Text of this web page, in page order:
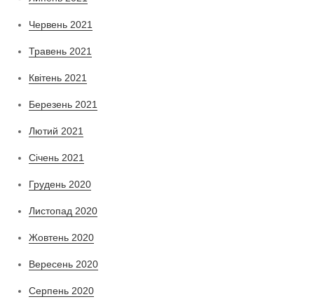
Червень 2021
Травень 2021
Квітень 2021
Березень 2021
Лютий 2021
Січень 2021
Грудень 2020
Листопад 2020
Жовтень 2020
Вересень 2020
Серпень 2020